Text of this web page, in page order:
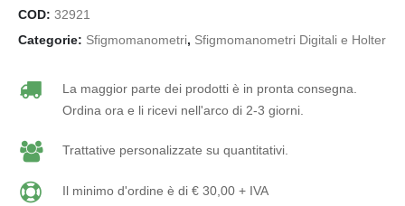
COD: 32921
Categorie: Sfigmomanometri, Sfigmomanometri Digitali e Holter
La maggior parte dei prodotti è in pronta consegna.
Ordina ora e li ricevi nell'arco di 2-3 giorni.
Trattative personalizzate su quantitativi.
Il minimo d'ordine è di € 30,00 + IVA